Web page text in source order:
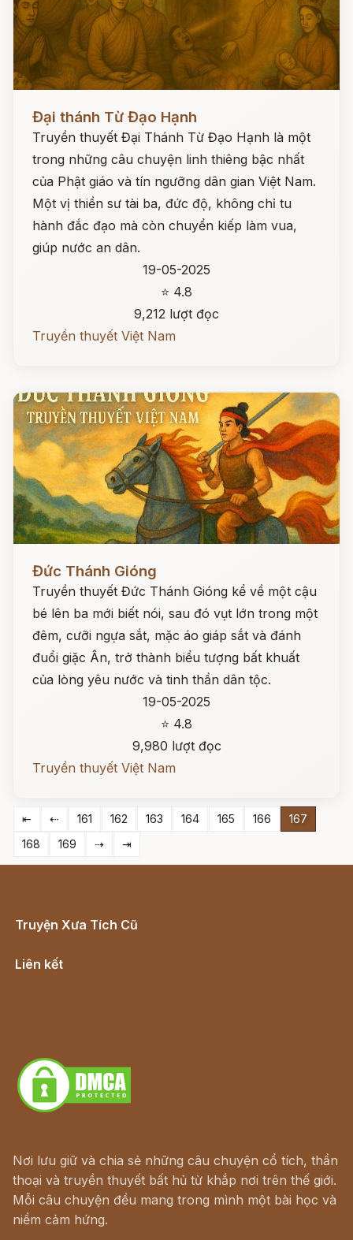
Đại thánh Từ Đạo Hạnh
Truyền thuyết Đại Thánh Từ Đạo Hạnh là một
trong những câu chuyện linh thiêng bậc nhất
của Phật giáo và tín ngưỡng dân gian Việt Nam.
Một vị thiền sư tài ba, đức độ, không chỉ tu
hành đắc đạo mà còn chuyển kiếp làm vua,
giúp nước an dân.
19-05-2025
⭐ 4.8
9,212 lượt đọc
Truyền thuyết Việt Nam
Đức Thánh Gióng
Truyền thuyết Đức Thánh Gióng kể về một cậu
bé lên ba mới biết nói, sau đó vụt lớn trong một
đêm, cưỡi ngựa sắt, mặc áo giáp sắt và đánh
đuổi giặc Ân, trở thành biểu tượng bất khuất
của lòng yêu nước và tinh thần dân tộc.
19-05-2025
⭐ 4.8
9,980 lượt đọc
Truyền thuyết Việt Nam
⇤ ⇠ 161 162 163 164 165 166
167
168
169 ⇢ ⇥
Truyện Xưa Tích Cũ
Liên kết
Nơi lưu giữ và chia sẻ những câu chuyện cổ tích, thần
thoại và truyền thuyết bất hủ từ khắp nơi trên thế giới.
Mỗi câu chuyện đều mang trong mình một bài học và
niềm cảm hứng.